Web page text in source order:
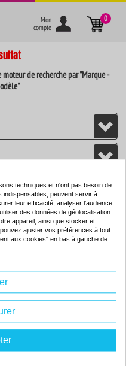
Mon
compte
0
de recherche par "Marque -
+ de 3000 REFERENCES
techniques et n'ont pas besoin de
indispensables, peuvent servir à
leur efficacité, analyser l'audience
des données de géolocalisation
appareil, ainsi que stocker et
ajuster vos préférences à tout
aux cookies" en bas à gauche de